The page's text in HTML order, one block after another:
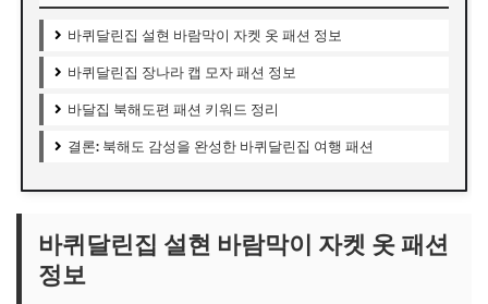
바퀴달린집 설현 바람막이 자켓 옷 패션 정보
바퀴달린집 장나라 캡 모자 패션 정보
바달집 북해도편 패션 키워드 정리
결론: 북해도 감성을 완성한 바퀴달린집 여행 패션
바퀴달린집 설현 바람막이 자켓 옷 패션
정보